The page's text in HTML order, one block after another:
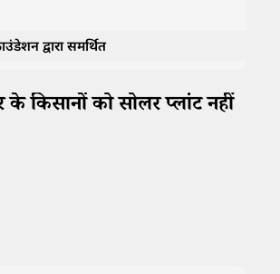
द्वारा समर्थित
किसानों को सोलर प्लांट नहीं